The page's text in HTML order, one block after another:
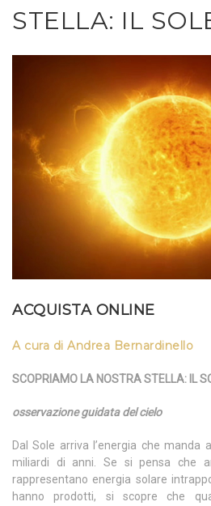
STELLA: IL
ACQUISTA ONLINE
A cura di Andrea Bernardinello
SCOPRIAMO LA NOSTRA STELLA: IL
osservazione guidata del cielo
Dal Sole arriva l’energia che manda
miliardi di anni. Se si pensa che
rappresentano energia solare
hanno prodotti, si scopre che